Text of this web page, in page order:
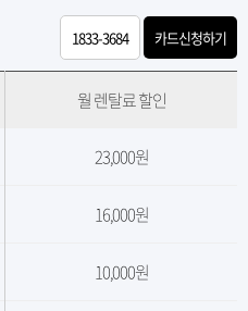
1833-3684 카드신청하기
월 렌탈료 할인
23,000원
16,000원
10,000원